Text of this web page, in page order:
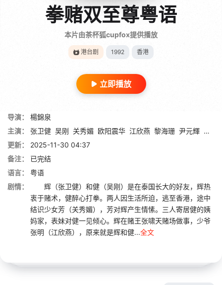
拳赌双至尊粤语
本片由茶杯狐cupfox提供播放
港台剧 1992 香港
立即播放
导演：
楊錦泉
主演：
张卫健 吴刚 关秀媚 欧阳震华 江欣燕 黎海珊 尹元輝 温双
更新：
2025-11-30 04:37
备注：
已完结
语言：
粤语
剧情：
辉（张卫健）和健（吴刚）是在泰国长大的好友，辉热
衷于赌术，健醉心打拳。两人因生活所迫，逃至香港，途中
结识少女芳（关秀媚），芳对辉产生情愫。三人寄居健的姨
妈家，表妹对健一见倾心。辉在赌王张啸天赌场做事，少爷
张明（江欣燕），原来就是辉和健...全文